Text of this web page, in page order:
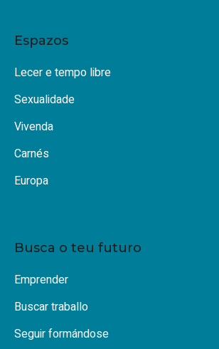
Espazos
Lecer e tempo libre
Sexualidade
Vivenda
Carnés
Europa
Busca o teu futuro
Emprender
Buscar traballo
Seguir formándose